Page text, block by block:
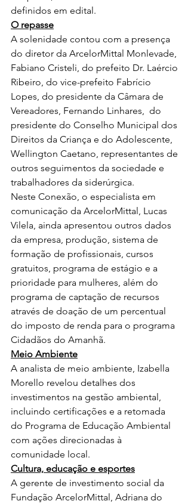
definidos em edital.
O repasse
A solenidade contou com a presença
do diretor da ArcelorMittal Monlevade,
Fabiano Cristeli, do prefeito Dr. Laércio
Ribeiro, do vice-prefeito Fabrício
Lopes, do presidente da Câmara de
Vereadores, Fernando Linhares,  do
presidente do Conselho Municipal dos
Direitos da Criança e do Adolescente,
Wellington Caetano, representantes de
outros seguimentos da sociedade e
trabalhadores da siderúrgica.
Neste Conexão, o especialista em
comunicação da ArcelorMittal, Lucas
Vilela, ainda apresentou outros dados
da empresa, produção, sistema de
formação de profissionais, cursos
gratuitos, programa de estágio e a
prioridade para mulheres, além do
programa de captação de recursos
através de doação de um percentual
do imposto de renda para o programa
Cidadãos do Amanhã.
Meio Ambiente
A analista de meio ambiente, Izabella
Morello revelou detalhes dos
investimentos na gestão ambiental,
incluindo certificações e a retomada
do Programa de Educação Ambiental
com ações direcionadas à
comunidade local.
Cultura, educação e esportes
A gerente de investimento social da
Fundação ArcelorMittal, Adriana do